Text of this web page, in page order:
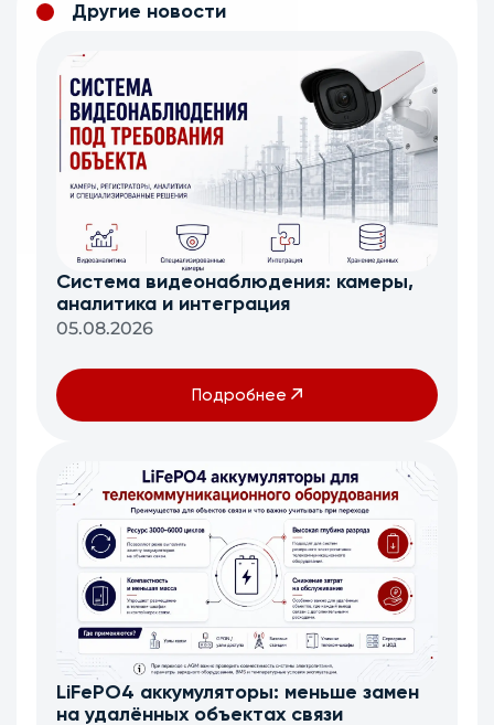
Другие новости
Система видеонаблюдения: камеры,
аналитика и интеграция
05.08.2026
Подробнее
LiFePO4 аккумуляторы: меньше замен
на удалённых объектах связи